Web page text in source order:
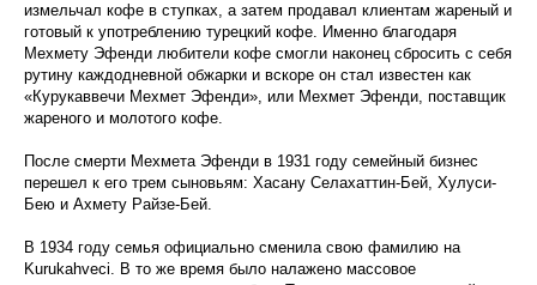
измельчал кофе в ступках, а затем продавал клиентам жареный и
готовый к употреблению турецкий кофе. Именно благодаря
Мехмету Эфенди любители кофе смогли наконец сбросить с себя
рутину каждодневной обжарки и вскоре он стал известен как
«Курукаввечи Мехмет Эфенди», или Мехмет Эфенди, поставщик
жареного и молотого кофе.
После смерти Мехмета Эфенди в 1931 году семейный бизнес
перешел к его трем сыновьям: Хасану Селахаттин-Бей, Хулуси-
Бею и Ахмету Райзе-Бей.
В 1934 году семья официально сменила свою фамилию на
Kurukahveci. В то же время было налажено массовое